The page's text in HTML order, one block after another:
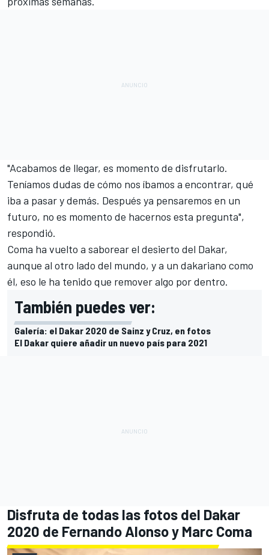
"Acabamos de llegar, es momento de disfrutarlo.
Teníamos dudas de cómo nos íbamos a encontrar, qué
iba a pasar y demás. Después ya pensaremos en un
futuro, no es momento de hacernos esta pregunta",
respondió.
Coma ha vuelto a saborear el desierto del Dakar,
aunque al otro lado del mundo, y a un dakariano como
él, eso le ha tenido que remover algo por dentro.
También puedes ver:
Galería: el Dakar 2020 de Sainz y Cruz, en fotos
El Dakar quiere añadir un nuevo país para 2021
Disfruta de todas las fotos del Dakar
2020 de Fernando Alonso y Marc Coma